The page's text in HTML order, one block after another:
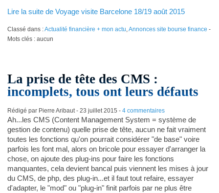
Lire la suite de Voyage visite Barcelone 18/19 août 2015
Classé dans :Actualité financière + mon actu,Annonces site bourse finance -
Mots clés : aucun
La prise de tête des CMS :
incomplets, tous ont leurs défauts
Rédigé par Pierre Aribaut - 23 juillet 2015 - 4 commentaires
Ah...les CMS (Content Management System = système de
gestion de contenu) quelle prise de tête, aucun ne fait vraiment
toutes les fonctions qu'on pourrait considérer "de base" voire
parfois les font mal, alors on bricole pour essayer d'arranger la
chose, on ajoute des plug-ins pour faire les fonctions
manquantes, cela devient bancal puis viennent les mises à jour
du CMS, de php, des plug-in...et il faut tout refaire, essayer
d'adapter, le "mod" ou "plug-in" finit parfois par ne plus être